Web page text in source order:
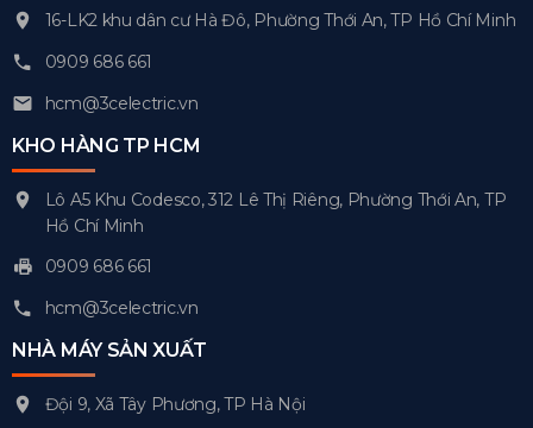
16-LK2 khu dân cư Hà Đô, Phường Thới An, TP Hồ Chí Minh
0909 686 661
hcm@3celectric.vn
KHO HÀNG TP HCM
Lô A5 Khu Codesco, 312 Lê Thị Riêng, Phường Thới An, TP
Hồ Chí Minh
0909 686 661
hcm@3celectric.vn
NHÀ MÁY SẢN XUẤT
Đội 9, Xã Tây Phương, TP Hà Nội